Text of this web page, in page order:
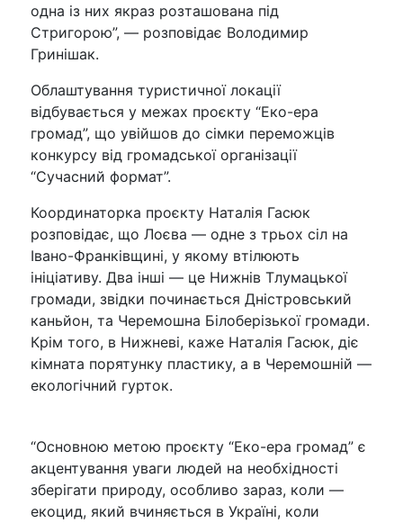
одна із них якраз розташована під
Стригорою”, — розповідає Володимир
Гринішак.
Облаштування туристичної локації
відбувається у межах проєкту “Еко-ера
громад”, що увійшов до сімки переможців
конкурсу від громадської організації
“Сучасний формат”.
Координаторка проєкту Наталія Гасюк
розповідає, що Лоєва — одне з трьох сіл на
Івано-Франківщині, у якому втілюють
ініціативу. Два інші — це Нижнів Тлумацької
громади, звідки починається Дністровський
каньйон, та Черемошна Білоберізької громади.
Крім того, в Нижневі, каже Наталія Гасюк, діє
кімната порятунку пластику, а в Черемошній —
екологічний гурток.
“Основною метою проєкту “Еко-ера громад” є
акцентування уваги людей на необхідності
зберігати природу, особливо зараз, коли —
екоцид, який вчиняється в Україні, коли